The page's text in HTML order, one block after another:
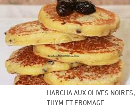
HARCHA AUX OLIVES NOIRES,
THYM ET FROMAGE